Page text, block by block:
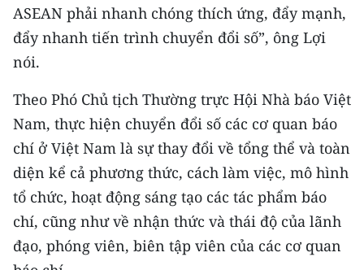
ASEAN phải nhanh chóng thích ứng, đẩy mạnh,
đẩy nhanh tiến trình chuyển đổi số”, ông Lợi
nói.
Theo Phó Chủ tịch Thường trực Hội Nhà báo Việt
Nam, thực hiện chuyển đổi số các cơ quan báo
chí ở Việt Nam là sự thay đổi về tổng thể và toàn
diện kể cả phương thức, cách làm việc, mô hình
tổ chức, hoạt động sáng tạo các tác phẩm báo
chí, cũng như về nhận thức và thái độ của lãnh
đạo, phóng viên, biên tập viên của các cơ quan